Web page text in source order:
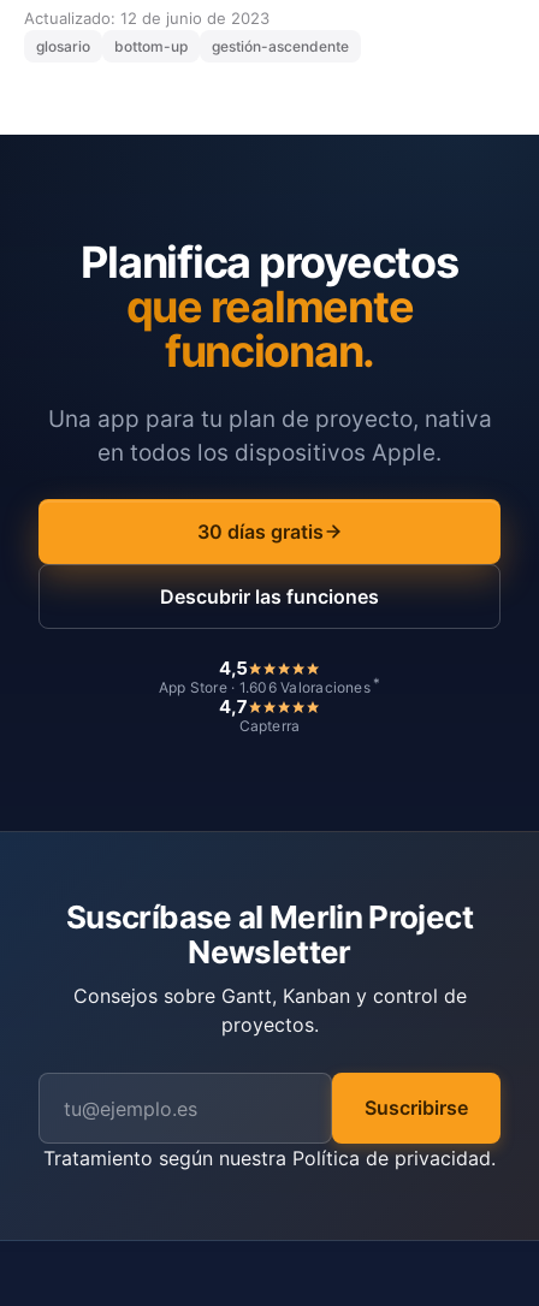
Actualizado: 12 de junio de 2023
glosario bottom-up gestión-ascendente
Planifica proyectos
que realmente
funcionan.
Una app para tu plan de proyecto, nativa
en todos los dispositivos Apple.
30 días gratis
Descubrir las funciones
4,5
App Store · 1.606 Valoraciones *
4,7
Capterra
Suscríbase al Merlin Project
Newsletter
Consejos sobre Gantt, Kanban y control de
proyectos.
Suscribirse
Tratamiento según nuestra Política de privacidad.